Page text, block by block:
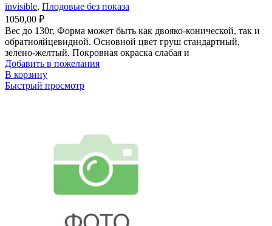
invisible, Плодовые без показа
1050,00 ₽
Вес до 130г. Форма может быть как двояко-конической, так и
обратнояйцевидной. Основной цвет груш стандартный,
зелено-желтый. Покровная окраска слабая и
Добавить в пожелания
В корзину
Быстрый просмотр